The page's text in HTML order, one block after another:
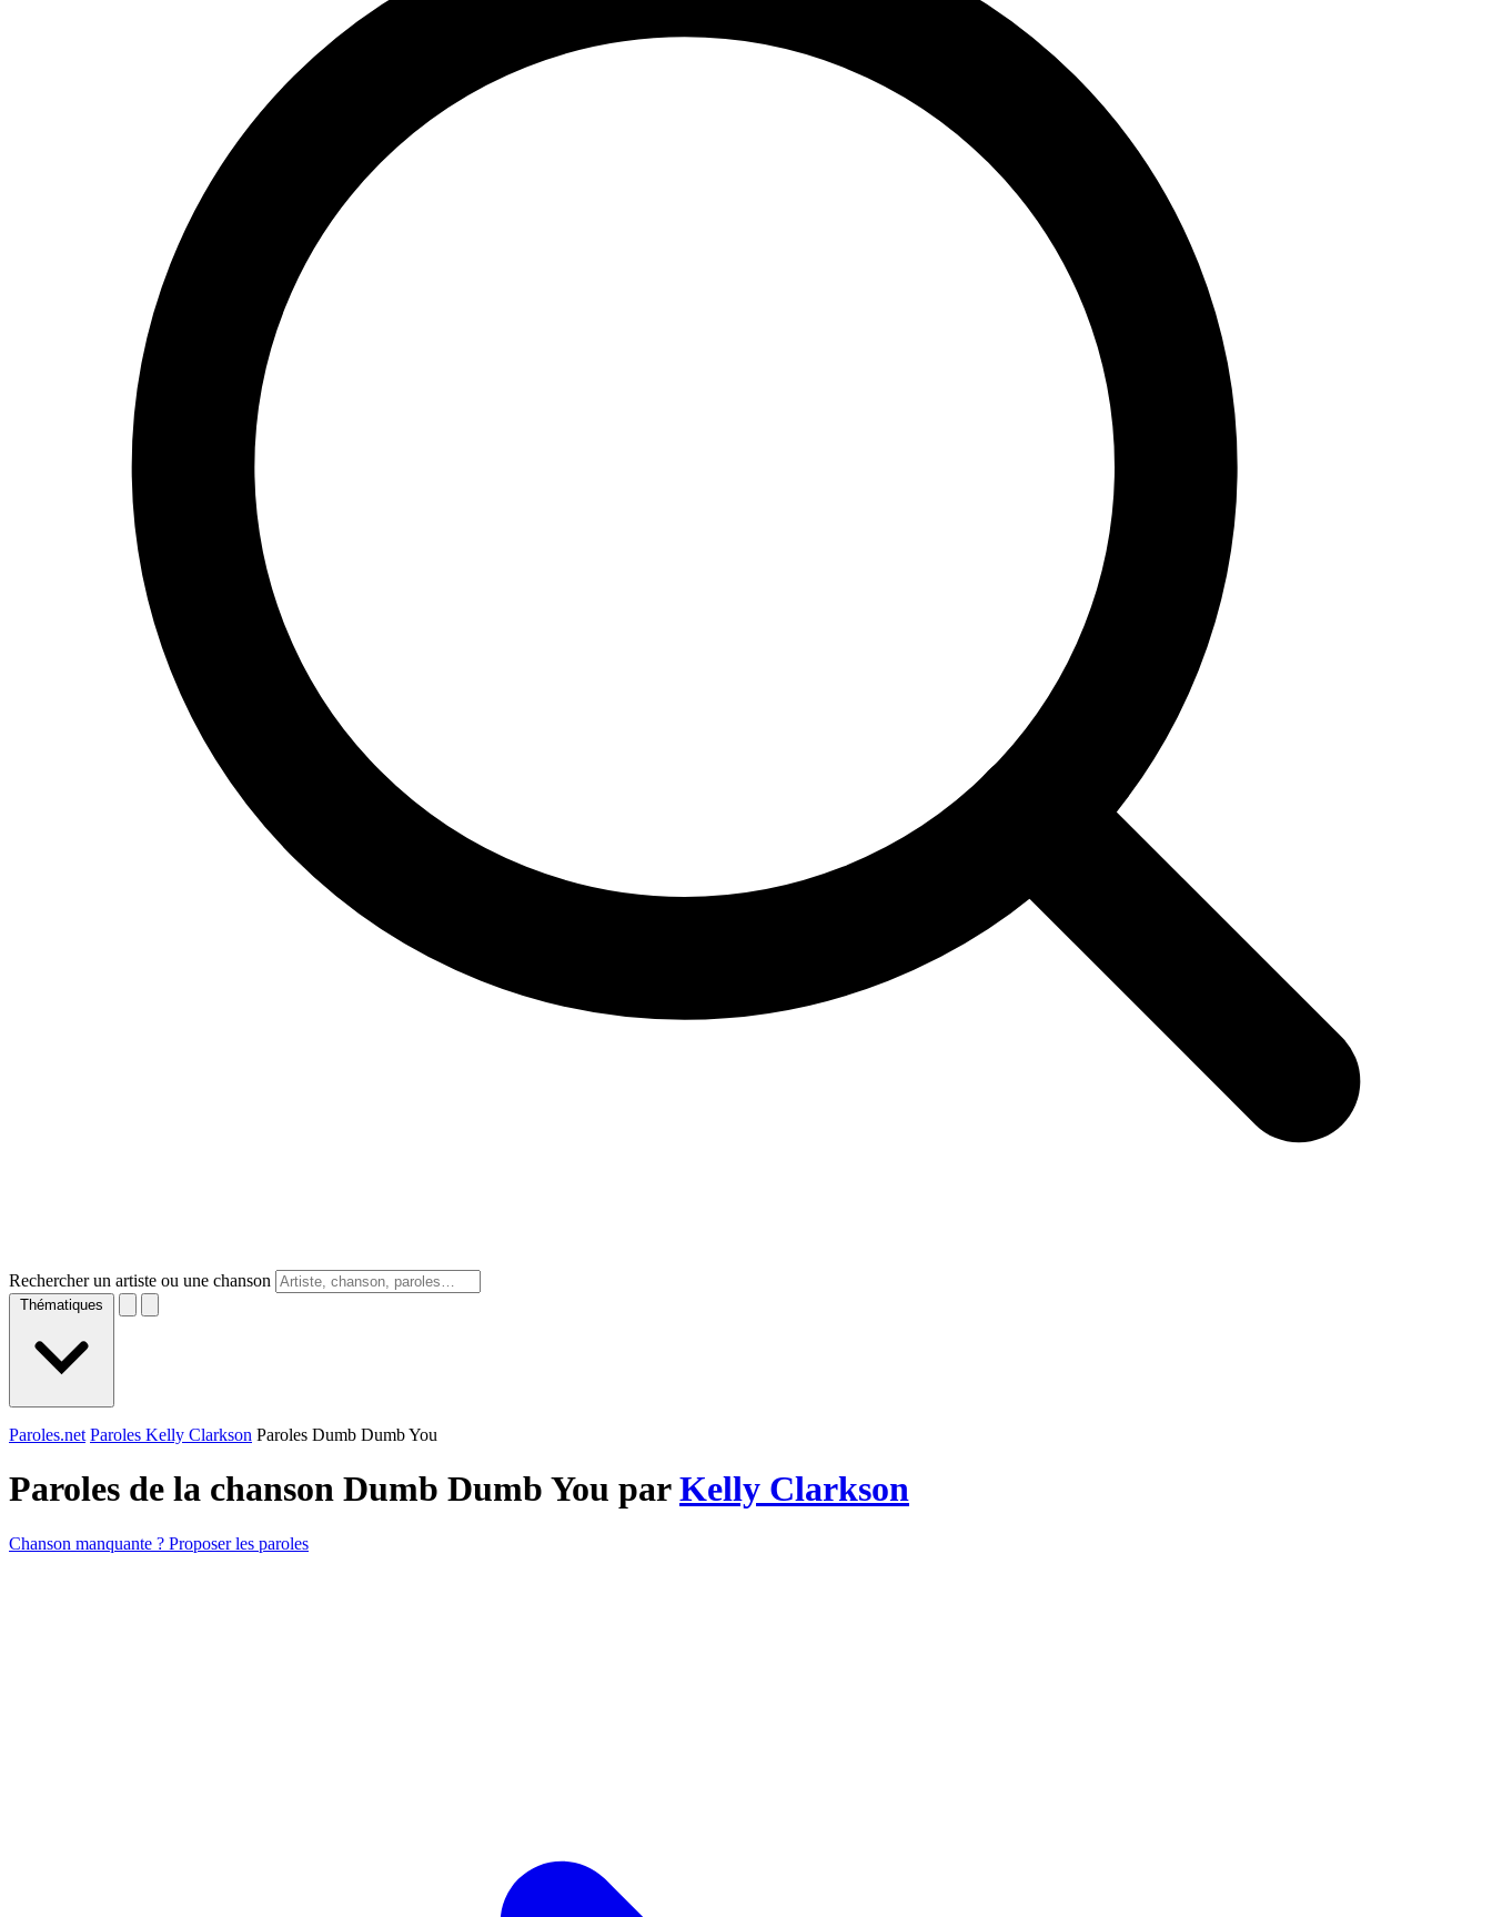
Rechercher un artiste ou une chanson
Thématiques
Paroles.net Paroles Kelly Clarkson Paroles Dumb Dumb You
Paroles de la chanson Dumb Dumb You parKelly Clarkson
Chanson manquante ? Proposer les paroles